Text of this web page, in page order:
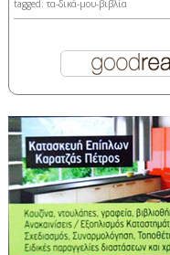
tagged: τα-δικά-μου-βιβλία